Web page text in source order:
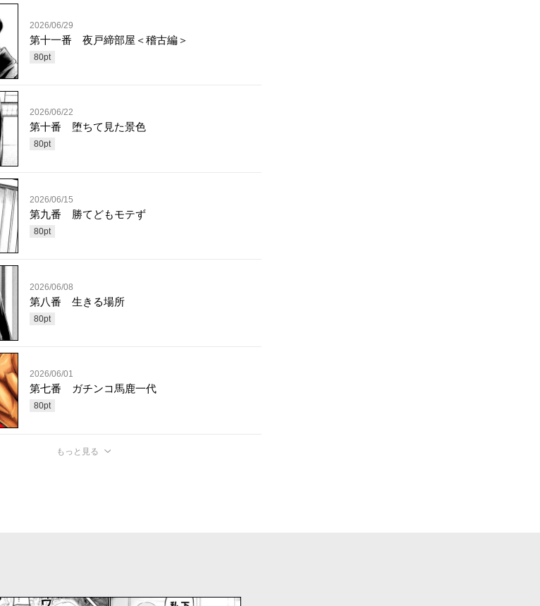
2026/06/29
第十一番 夜戸締部屋＜稽古編＞
80pt
2026/06/22
第十番 堕ちて見た景色
80pt
2026/06/15
第九番 勝てどもモテず
80pt
2026/06/08
第八番 生きる場所
80pt
2026/06/01
第七番 ガチンコ馬鹿一代
80pt
もっと見る